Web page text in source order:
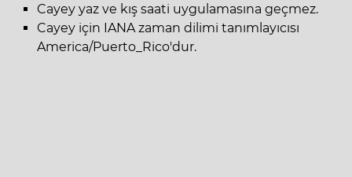
Cayey yaz ve kış saati uygulamasına geçmez.
Cayey için IANA zaman dilimi tanımlayıcısı
America/Puerto_Rico'dur.